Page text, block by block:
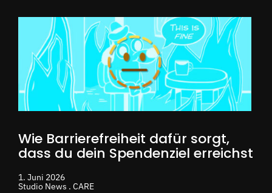
Wie Barrierefreiheit dafür sorgt,
dass du dein Spendenziel erreichst
1. Juni 2026
Studio News . CARE